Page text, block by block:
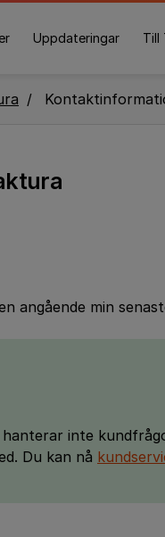
Uppdateringar Till
angående min
inte
Du kan nå